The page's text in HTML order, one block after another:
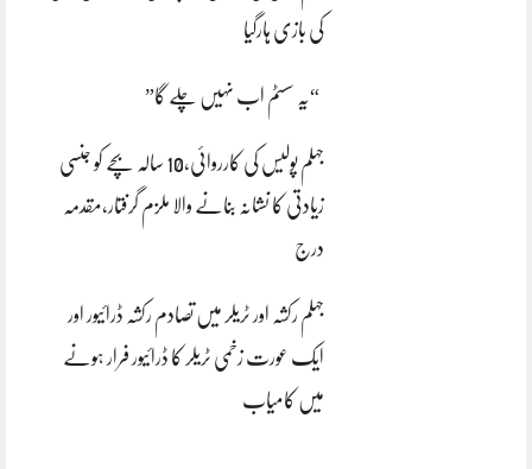
کی بازی ہارگیا
“یہ سسٹم اب نہیں چلے گا”
جہلم پولیس کی کارروائی،10 سالہ بچے کو جنسی
زیادتی کا نشانہ بنانے والا ملزم گرفتار،مقدمہ
درج
جہلم رکشہ اور ٹریلر میں تصادم رکشہ ڈرائیور اور
ایک عورت زخمی ٹریلر کا ڈرائیور فرار ہونے
میں کامیاب